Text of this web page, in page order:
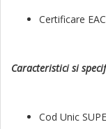
Certificare EAC
Caracteristici si
Cod Unic